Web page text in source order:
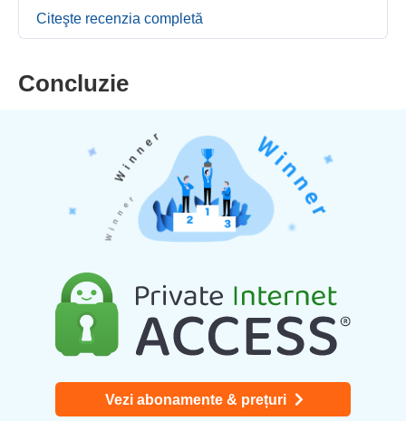
Citeşte recenzia completă
Concluzie
Vezi abonamente & prețuri